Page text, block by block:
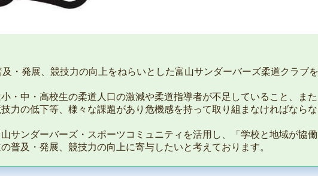
・発展、競技力の向上をねらいとした富山サンダーバーズ柔道クラブ
・中・高校生の柔道人口の激減や柔道指導者が不足していること、ま
技力の低下等、様々な課題があり危機感を持って取り組まなければなら
サンダーバーズ・スポーツコミュニティを活用し、「学校と地域が協
普及・発展、競技力の向上に寄与したいと考えております。